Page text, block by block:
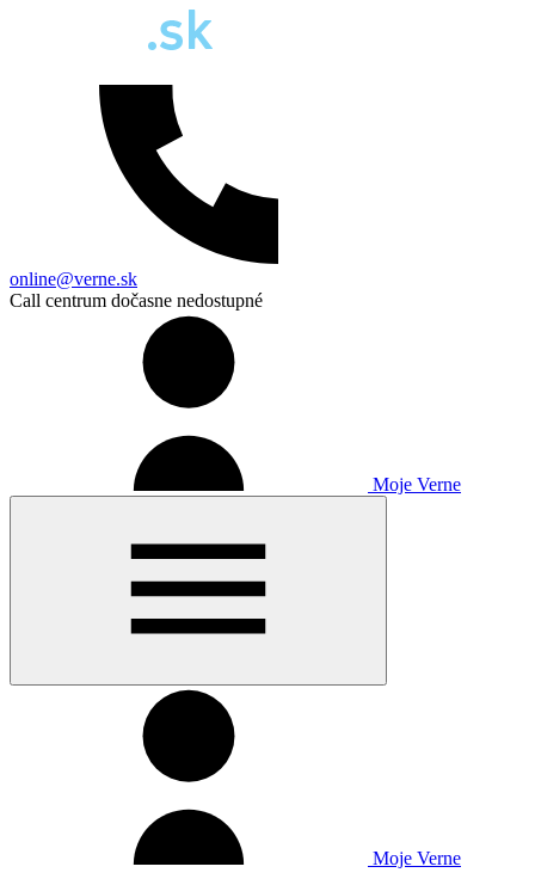
online@verne.sk
Call centrum dočasne nedostupné
Moje Verne
Moje Verne